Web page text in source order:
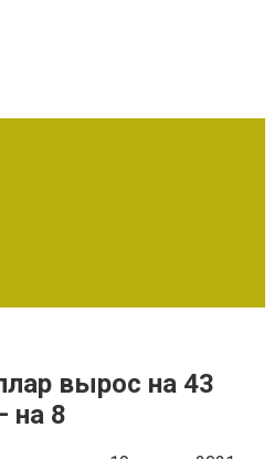
вырос на 43
на 8